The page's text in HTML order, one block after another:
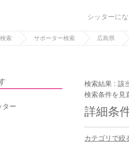
シッターに
検索 サポーター検索 広島県
ター
検索結果 :該
検索条件を見
詳細条
カテゴリで絞